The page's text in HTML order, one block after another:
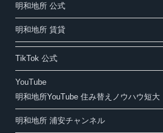
明和地所 公式
明和地所 賃貸
TikTok 公式
YouTube
明和地所YouTube 住み替えノウハウ短大
明和地所 浦安チャンネル